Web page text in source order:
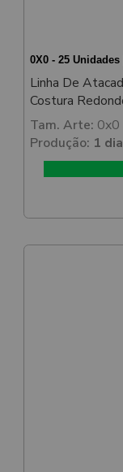
0X0 - 25 Unidades
Linha De
Costura
Tam. Arte: 0x0
Produção: 1 dia